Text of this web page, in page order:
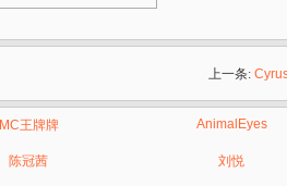
上一条:
MC王牌牌 AnimalEyes
陈冠茜 刘悦